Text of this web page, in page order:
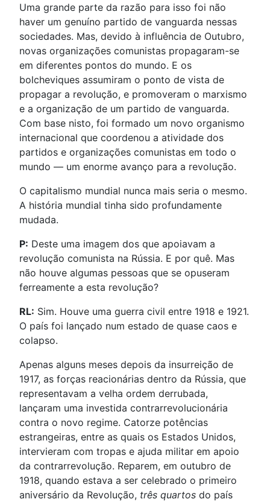
Uma grande parte da razão para isso foi não
haver um genuíno partido de vanguarda nessas
sociedades. Mas, devido à influência de Outubro,
novas organizações comunistas propagaram-se
em diferentes pontos do mundo. E os
bolcheviques assumiram o ponto de vista de
propagar a revolução, e promoveram o marxismo
e a organização de um partido de vanguarda.
Com base nisto, foi formado um novo organismo
internacional que coordenou a atividade dos
partidos e organizações comunistas em todo o
mundo — um enorme avanço para a revolução.
O capitalismo mundial nunca mais seria o mesmo.
A história mundial tinha sido profundamente
mudada.
P: Deste uma imagem dos que apoiavam a
revolução comunista na Rússia. E por quê. Mas
não houve algumas pessoas que se opuseram
ferreamente a esta revolução?
RL: Sim. Houve uma guerra civil entre 1918 e 1921.
O país foi lançado num estado de quase caos e
colapso.
Apenas alguns meses depois da insurreição de
1917, as forças reacionárias dentro da Rússia, que
representavam a velha ordem derrubada,
lançaram uma investida contrarrevolucionária
contra o novo regime. Catorze potências
estrangeiras, entre as quais os Estados Unidos,
intervieram com tropas e ajuda militar em apoio
da contrarrevolução. Reparem, em outubro de
1918, quando estava a ser celebrado o primeiro
aniversário da Revolução, três quartos do país